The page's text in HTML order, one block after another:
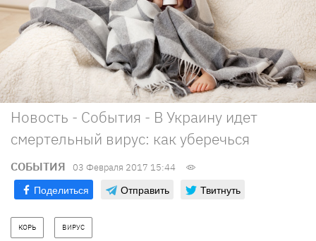
Новость - События - В Украину идет
смертельный вирус: как уберечься
СОБЫТИЯ 03 Февраля 2017 15:44
Поделиться Отправить Твитнуть
КОРЬ ВИРУС